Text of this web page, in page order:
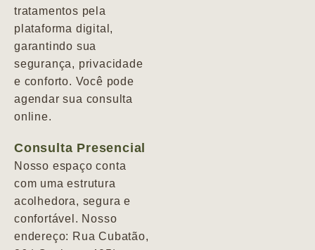
tratamentos pela
plataforma digital,
garantindo sua
segurança, privacidade
e conforto. Você pode
agendar sua consulta
online.
Consulta Presencial
Nosso espaço conta
com uma estrutura
acolhedora, segura e
confortável. Nosso
endereço: Rua Cubatão,